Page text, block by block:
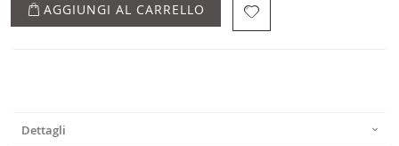
AGGIUNGI AL CARRELLO
Dettagli